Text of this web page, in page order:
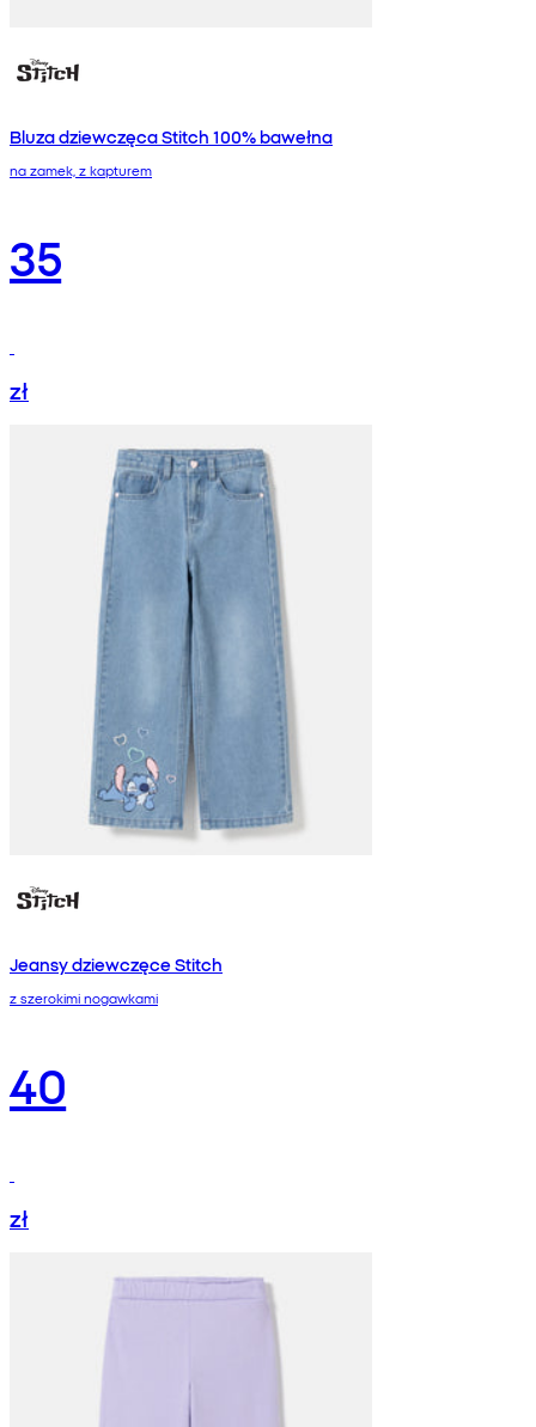
Bluza dziewczęca Stitch 100% bawełna
na zamek, z kapturem
35
zł
Jeansy dziewczęce Stitch
z szerokimi nogawkami
40
zł